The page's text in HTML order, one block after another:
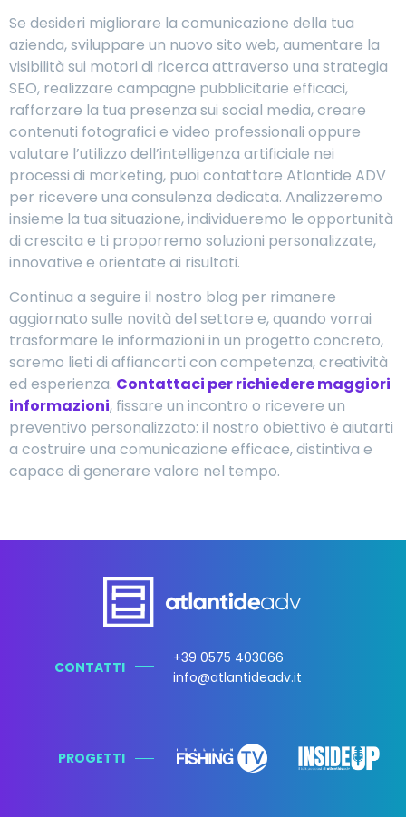
Se desideri migliorare la comunicazione della tua
azienda, sviluppare un nuovo sito web, aumentare la
visibilità sui motori di ricerca attraverso una strategia
SEO, realizzare campagne pubblicitarie efficaci,
rafforzare la tua presenza sui social media, creare
contenuti fotografici e video professionali oppure
valutare l’utilizzo dell’intelligenza artificiale nei
processi di marketing, puoi contattare Atlantide ADV
per ricevere una consulenza dedicata. Analizzeremo
insieme la tua situazione, individueremo le opportunità
di crescita e ti proporremo soluzioni personalizzate,
innovative e orientate ai risultati.
Continua a seguire il nostro blog per rimanere
aggiornato sulle novità del settore e, quando vorrai
trasformare le informazioni in un progetto concreto,
saremo lieti di affiancarti con competenza, creatività
ed esperienza. Contattaci per richiedere maggiori
informazioni, fissare un incontro o ricevere un
preventivo personalizzato: il nostro obiettivo è aiutarti
a costruire una comunicazione efficace, distintiva e
capace di generare valore nel tempo.
CONTATTI
+39 0575 403066
info@atlantideadv.it
PROGETTI